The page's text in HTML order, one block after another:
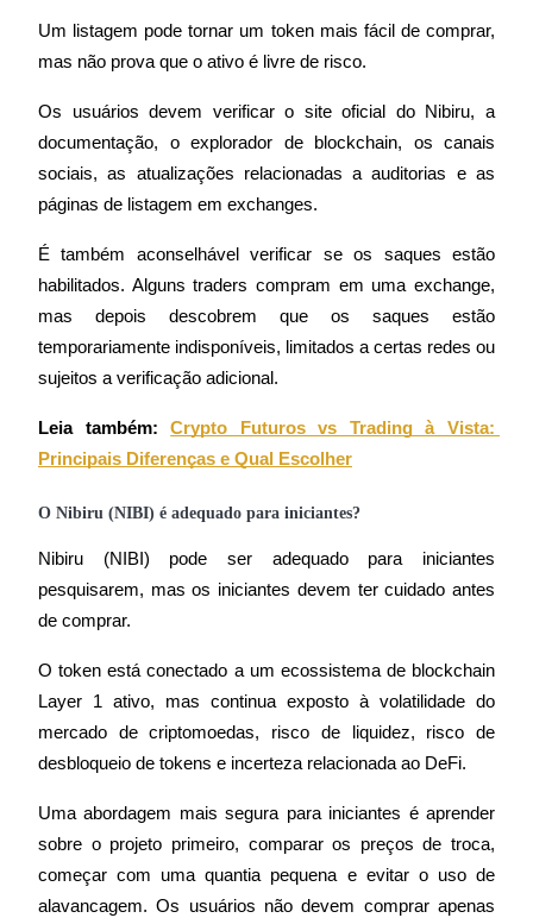
Mais eventos
Ganhe prêmios e recompensas exclusivas
Centro de recompensas
Um listagem pode tornar um token mais fácil de comprar,
mas não prova que o ativo é livre de risco.
Os usuários devem verificar o site oficial do Nibiru, a
documentação, o explorador de blockchain, os canais
sociais, as atualizações relacionadas a auditorias e as
páginas de listagem em exchanges.
É também aconselhável verificar se os saques estão
habilitados. Alguns traders compram em uma exchange,
mas depois descobrem que os saques estão
temporariamente indisponíveis, limitados a certas redes ou
sujeitos a verificação adicional.
Leia também:
Crypto Futuros vs Trading à Vista:
Principais Diferenças e Qual Escolher
O Nibiru (NIBI) é adequado para iniciantes?
Nibiru (NIBI) pode ser adequado para iniciantes
pesquisarem, mas os iniciantes devem ter cuidado antes
de comprar.
O token está conectado a um ecossistema de blockchain
Layer 1 ativo, mas continua exposto à volatilidade do
mercado de criptomoedas, risco de liquidez, risco de
desbloqueio de tokens e incerteza relacionada ao DeFi.
Uma abordagem mais segura para iniciantes é aprender
sobre o projeto primeiro, comparar os preços de troca,
começar com uma quantia pequena e evitar o uso de
alavancagem. Os usuários não devem comprar apenas